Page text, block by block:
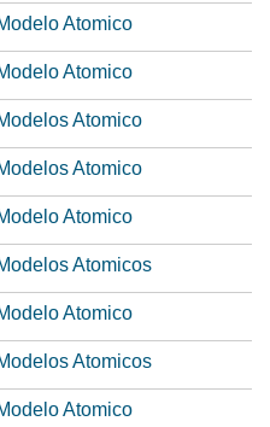
Atomico
Atomico
Atomico
Atomico
Atomico
Atomicos
Atomico
Atomicos
Atomico